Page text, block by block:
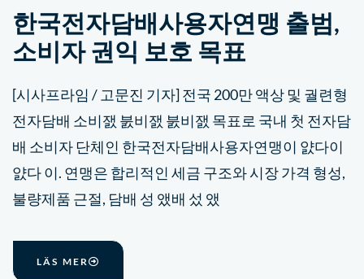
한국전자담배사용자연맹 출범,
소비자 권익 보호 목표
[시사프라임 / 고문진 기자] 전국 200만 액상 및 궐련형
전자담배 소비잸 붌비잸 붌비잸 목표로 국내 첫 전자담
배 소비자 단체인 한국전자담배사용자연맹이 얈다이
얈다 이. 연맹은 합리적인 세금 구조와 시장 가격 형성,
불량제품 근절, 담배 성 앴배 섰 앴
LÄS MER